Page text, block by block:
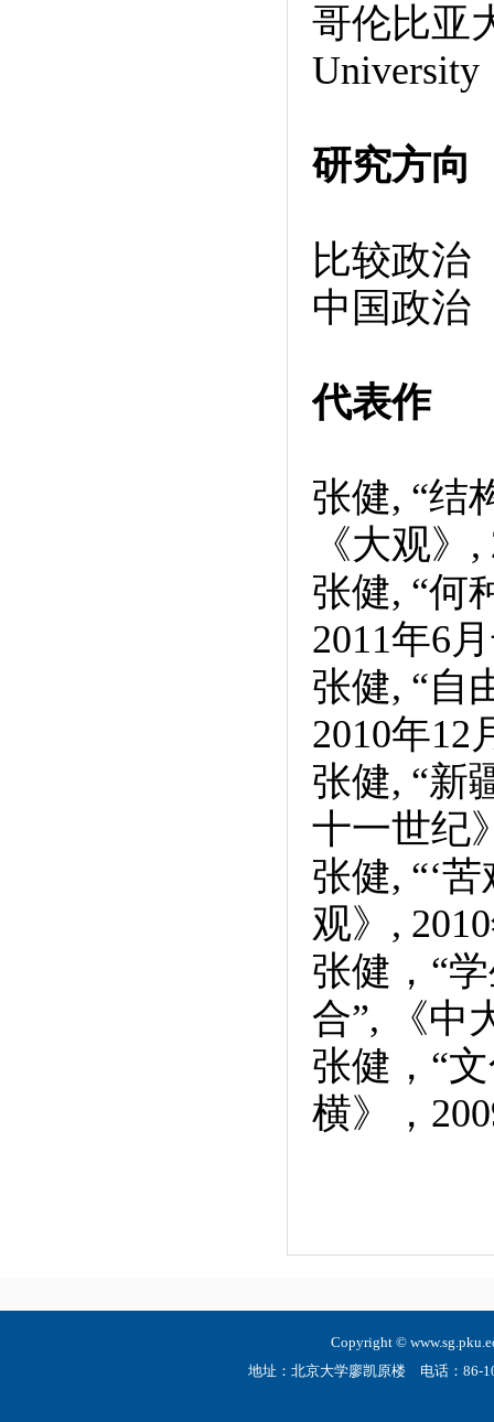
哥伦比亚
University
研究方向
比较政治
中国政治
代表作
张健, “结
《大观》
张健, “何
2011年6
张健, “自
2010年12
张健, “新
十一世纪
张健, “‘
观》,
张健，“
合”, 《中
张健，“
横》，
Copyright ©
地址：北京大学廖凯原楼 电话：86-